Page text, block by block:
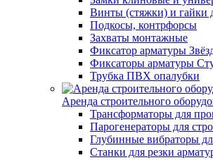
Винты (стяжки) и гайки
Подкосы, контрфорсы
Захваты монтажные
Фиксатор арматуры
Фиксаторы арматуры
Трубка ПВХ опалубки
Аренда строительного
Трансформаторы для
Парогенераторы для
Глубинные вибраторы
Станки для резки